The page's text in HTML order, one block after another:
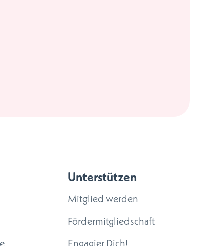
Unterstützen
Mitglied werden
Fördermitgliedschaft
Engagier Dich!